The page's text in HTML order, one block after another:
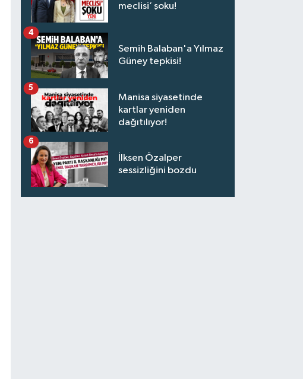
meclisi’ şoku!
Semih Balaban'a Yılmaz
Güney tepkisi!
4
Manisa siyasetinde
kartlar yeniden
dağıtılıyor!
5
İlksen Özalper
sessizliğini bozdu
6